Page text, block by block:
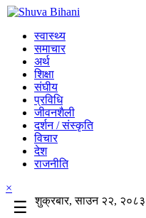
स्वास्थ्य
समाचार
अर्थ
शिक्षा
संघीय
प्रविधि
जीवनशैली
दर्शन / संस्कृति
विचार
देश
राजनीति
×
☰
शुक्रबार, साउन २२, २०८३